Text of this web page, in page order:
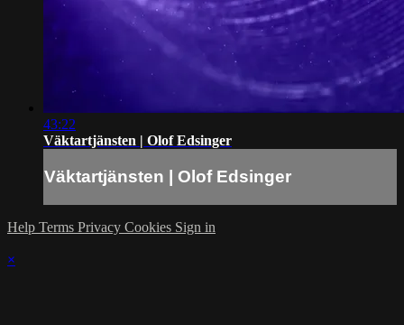
43:22
Väktartjänsten | Olof Edsinger
Väktartjänsten | Olof Edsinger
Help Terms Privacy Cookies Sign in
×